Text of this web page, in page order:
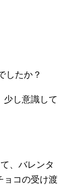
したか？
少し意識して
、バレンタ
ョコの受け渡